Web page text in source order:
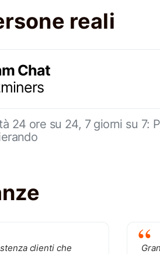
reali
Chat
24 ore su 24, 7 giorni su 7:
clienti che